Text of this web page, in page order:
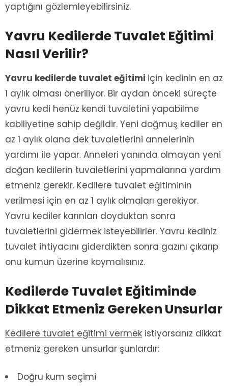
yaptığını gözlemleyebilirsiniz.
Yavru Kedilerde Tuvalet Eğitimi
Nasıl Verilir?
Yavru kedilerde tuvalet eğitimi için kedinin en az
1 aylık olması öneriliyor. Bir aydan önceki süreçte
yavru kedi henüz kendi tuvaletini yapabilme
kabiliyetine sahip değildir. Yeni doğmuş kediler en
az 1 aylık olana dek tuvaletlerini annelerinin
yardımı ile yapar. Anneleri yanında olmayan yeni
doğan kedilerin tuvaletlerini yapmalarına yardım
etmeniz gerekir. Kedilere tuvalet eğitiminin
verilmesi için en az 1 aylık olmaları gerekiyor.
Yavru kediler karınları doyduktan sonra
tuvaletlerini gidermek isteyebilirler. Yavru kediniz
tuvalet ihtiyacını giderdikten sonra gazını çıkarıp
onu kumun üzerine koymalısınız.
Kedilerde Tuvalet Eğitiminde
Dikkat Etmeniz Gereken Unsurlar
Kedilere tuvalet eğitimi vermek istiyorsanız dikkat
etmeniz gereken unsurlar şunlardır:
Doğru kum seçimi